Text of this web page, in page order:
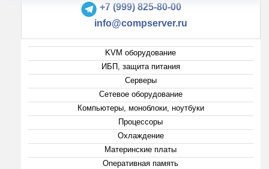
+7 (999) 825-80-00
info@compserver.ru
KVM оборудование
ИБП, защита питания
Серверы
Сетевое оборудование
Компьютеры, моноблоки, ноутбуки
Процессоры
Охлаждение
Материнские платы
Оперативная память